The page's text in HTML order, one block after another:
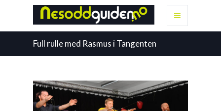
Full rulle med Rasmus i Tangenten